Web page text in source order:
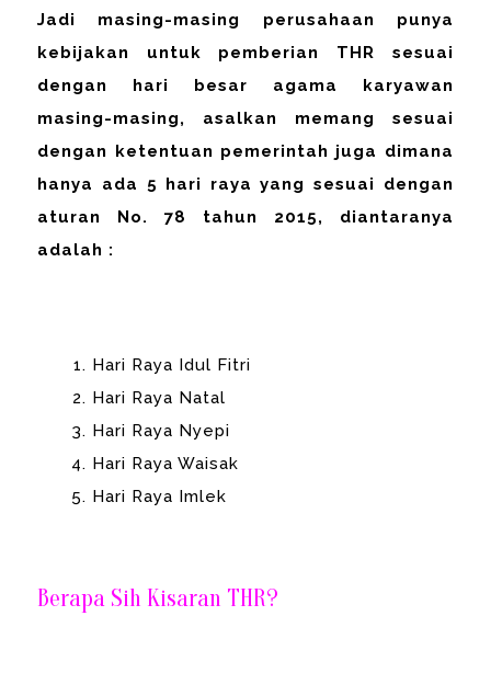
Jadi masing-masing perusahaan punya
kebijakan untuk pemberian THR sesuai
dengan hari besar agama karyawan
masing-masing, asalkan memang sesuai
dengan ketentuan pemerintah juga dimana
hanya ada 5 hari raya yang sesuai dengan
aturan No. 78 tahun 2015, diantaranya
adalah :
Hari Raya Idul Fitri
Hari Raya Natal
Hari Raya Nyepi
Hari Raya Waisak
Hari Raya Imlek
Berapa Sih Kisaran THR?